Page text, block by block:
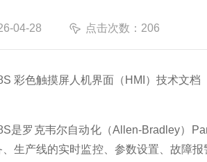
04-28 点击次数：206
彩色触摸屏人机界面（HMI）技术文档
是罗克韦尔自动化（Allen-Bradley）
生产线的实时监控、参数设置、故障